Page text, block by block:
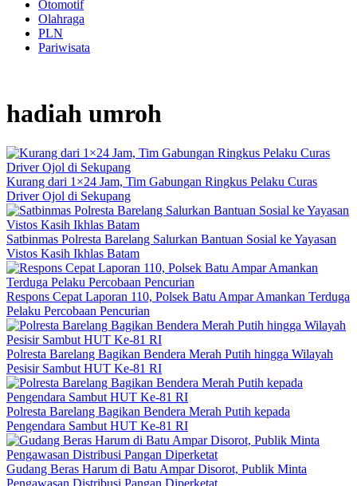
Otomotif
Olahraga
PLN
Pariwisata
hadiah umroh
Kurang dari 1×24 Jam, Tim Gabungan Ringkus Pelaku Curas
Driver Ojol di Sekupang
Satbinmas Polresta Barelang Salurkan Bantuan Sosial ke Yayasan
Vistos Kasih Ikhlas Batam
Respons Cepat Laporan 110, Polsek Batu Ampar Amankan Terduga
Pelaku Percobaan Pencurian
Polresta Barelang Bagikan Bendera Merah Putih hingga Wilayah
Pesisir Sambut HUT Ke-81 RI
Polresta Barelang Bagikan Bendera Merah Putih kepada
Pengendara Sambut HUT Ke-81 RI
Gudang Beras Harum di Batu Ampar Disorot, Publik Minta
Pengawasan Distribusi Pangan Diperketat